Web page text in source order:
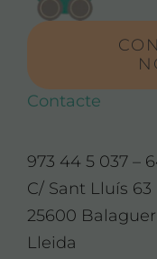
Contacte
973 44 5 037 –
C/ Sant Lluís 63
25600 Balaguer
Lleida